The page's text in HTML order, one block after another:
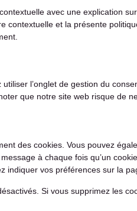
avec une explication
et la présente
l’onglet de gestion du
que notre site web risque de
des cookies. Vous pouvez
à chaque fois qu’un
indiquer vos préférences sur la
Si vous supprimez les